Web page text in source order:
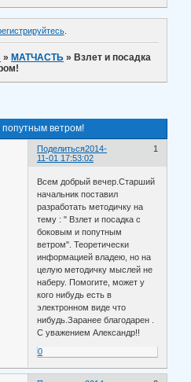
.
» МАТЧАСТЬ » Взлет и посадка
попутным ветром!
Поделиться 1
2014-
11-01 17:53:02
Всем добрый вечер.Старший
начальник поставил
разработать методичку на
тему : " Взлет и посадка с
боковым и попутным
ветром". Теоретически
информацией владею, но на
целую методичку мыслей не
наберу. Помогите, может у
кого нибудь есть в
электронном виде что
нибудь.Заранее благодарен .
С уважением Александр!!
0